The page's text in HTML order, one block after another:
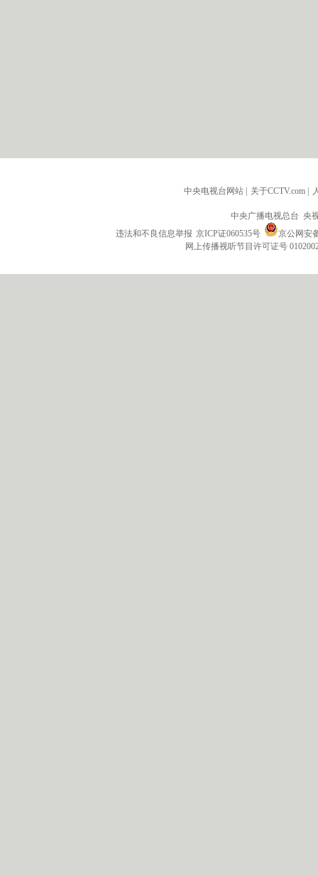
中央电视台网站 | 关于CCTV.com |
中央广播电视总台 央
违法和不良信息举报 京ICP证060535号
京公网安
网上传播视听节目许可证号